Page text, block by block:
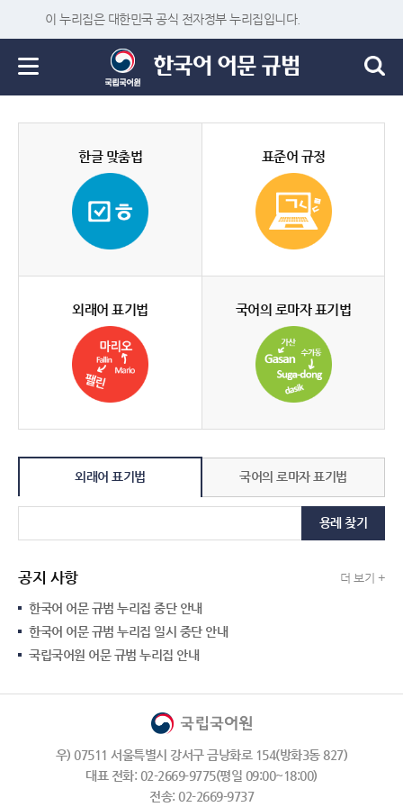
이 누리집은 대한민국 공식 전자정부 누리집입니다.
한글 맞춤법 표준어 규정
외래어 표기법 국어의 로마자 표기법
외래어 표기법 국어의 로마자 표기법
용례 찾기
공지 사항 더 보기 +
한국어 어문 규범 누리집 중단 안내
한국어 어문 규범 누리집 일시 중단 안내
국립국어원 어문 규범 누리집 안내
우) 07511 서울특별시 강서구 금낭화로 154(방화3동 827)
대표 전화: 02-2669-9775(평일 09:00~18:00)
전송: 02-2669-9737